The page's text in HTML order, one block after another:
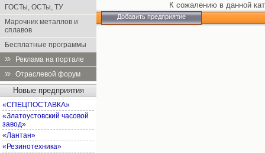
ГОСТы, ОСТы, ТУ
Марочник металлов и
сплавов
Бесплатные программы
Реклама на портале
Отраслевой форум
Новые предприятия
«СПЕЦПОСТАВКА»
«Златоустовский часовой
завод»
«Лантан»
«Резинотехника»
К сожалению в данной
Добавить предприятие